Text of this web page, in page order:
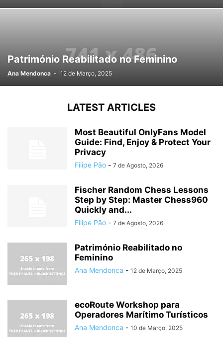
Património Reabilitado no Feminino
Ana Mendonca - 12 de Março, 2025
LATEST ARTICLES
Most Beautiful OnlyFans Model
Guide: Find, Enjoy & Protect Your
Privacy
Filipe Pão - 7 de Agosto, 2026
Fischer Random Chess Lessons
Step by Step: Master Chess960
Quickly and...
Filipe Pão - 7 de Agosto, 2026
Património Reabilitado no
Feminino
Ana Mendonca - 12 de Março, 2025
ecoRoute Workshop para
Operadores Marítimo Turísticos
Ana Mendonca - 10 de Março, 2025